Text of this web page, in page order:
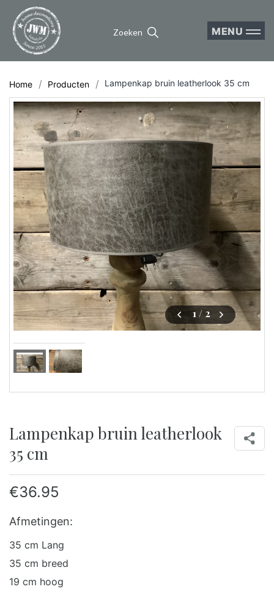
Zoeken MENU
Home Producten Lampenkap bruin leatherlook 35 cm
1 / 2
Lampenkap bruin leatherlook
35 cm
€36.95
Afmetingen:
35 cm Lang
35 cm breed
19 cm hoog